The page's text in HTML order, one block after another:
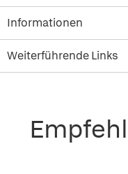
Informationen
Weiterführende Links